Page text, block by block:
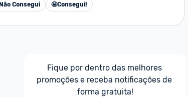
Não Consegui 🤩Consegui!
Fique por dentro das melhores
promoções e receba notificações de
forma gratuita!